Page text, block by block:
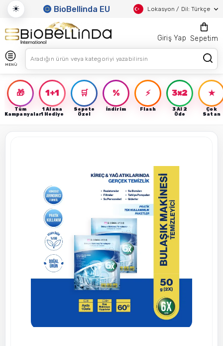
☀ BioBellinda EU Lokasyon / Dil: Türkçe
Giriş Yap Sepetim
MENÜ
🎁
Tüm
Kampanyalar
1+1
1 Alana
1 Hediye
🛒
Sepete
Özel
%
İndirim
⚡
Flash
3×2
3 Al 2
Öde
★
Çok
Satan